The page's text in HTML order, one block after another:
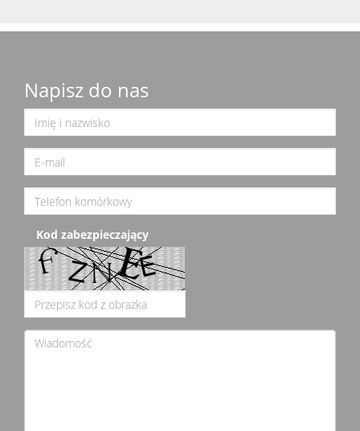
Napisz do nas
Kod zabezpieczający